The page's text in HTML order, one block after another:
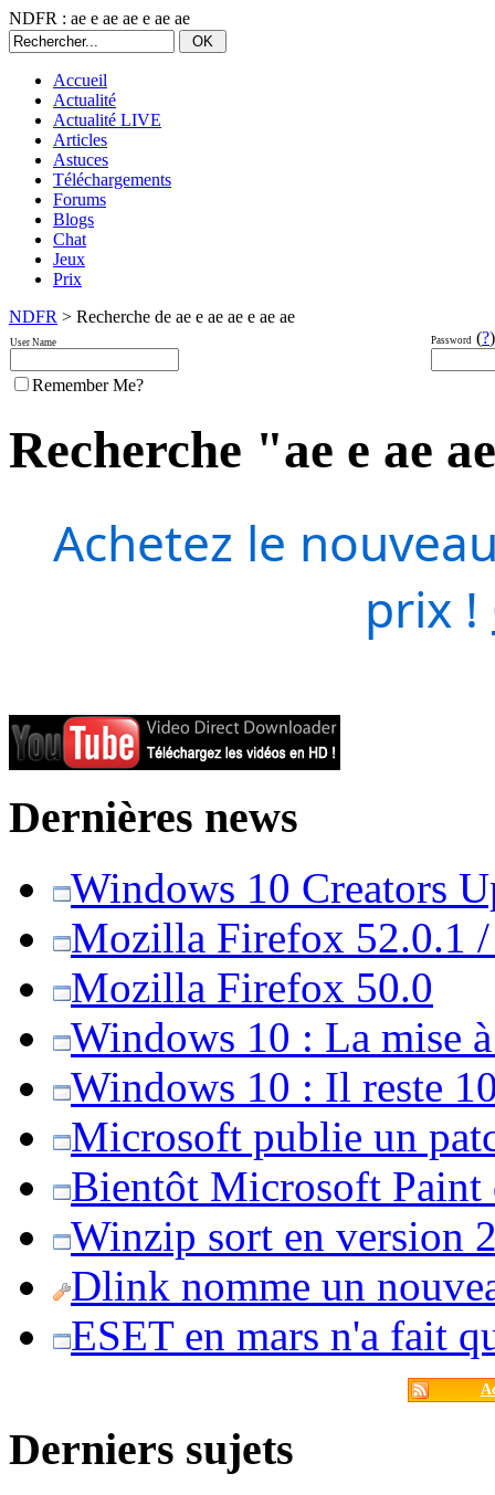
NDFR : ae e ae ae e ae ae
Accueil
Actualité
Actualité LIVE
Articles
Astuces
Téléchargements
Forums
Blogs
Chat
Jeux
Prix
NDFR > Recherche de ae e ae ae e ae ae
User Name Password (?)
Remember Me?
Recherche "ae e ae
Achetez le
prix !
Dernières news
Windows 10 Creators
Mozilla Firefox 52.0.1
Mozilla Firefox 50.0
Windows 10 : La mise
Windows 10 : Il reste
Microsoft publie un
Bientôt Microsoft Paint
Winzip sort en version
Dlink nomme un
ESET en mars n'a fait
Derniers sujets